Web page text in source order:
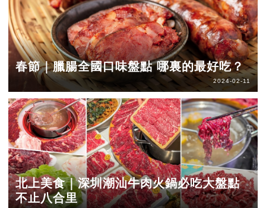
春節｜臘腸全國口味盤點 哪裏的最好吃？
2024-02-11
北上美食｜深圳潮汕牛肉火鍋必吃大盤點
不止八合里